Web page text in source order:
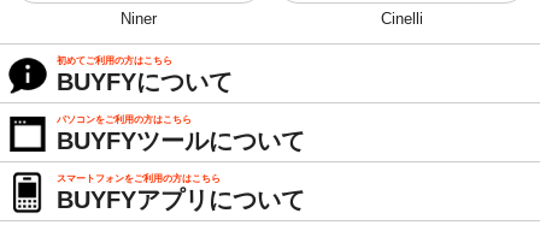
Niner Cinelli
初めてご利用の方はこちら
BUYFYについて
パソコンをご利用の方はこちら
BUYFYツールについて
スマートフォンをご利用の方はこちら
BUYFYアプリについて